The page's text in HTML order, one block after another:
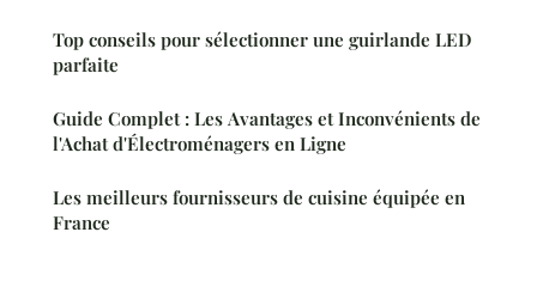
Top conseils pour sélectionner une guirlande LED
parfaite
Guide Complet : Les Avantages et Inconvénients de
l'Achat d'Électroménagers en Ligne
Les meilleurs fournisseurs de cuisine équipée en
France